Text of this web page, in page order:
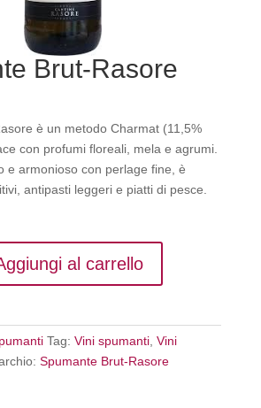
Brut-Rasore
è un metodo Charmat (11,5%
con profumi floreali, mela e agrumi.
e armonioso con perlage fine, è
antipasti leggeri e piatti di pesce.
al carrello
Tag: Vini spumanti, Vini
Spumante Brut-Rasore